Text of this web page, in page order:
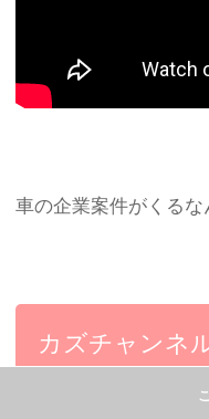
車の企業案件がくるな
カズチャンネ